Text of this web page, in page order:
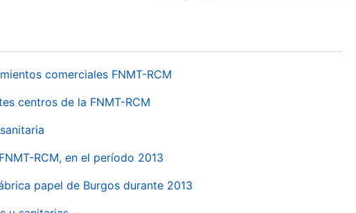
comerciales FNMT-RCM
centros de la FNMT-RCM
RCM, en el período 2013
papel de Burgos durante 2013